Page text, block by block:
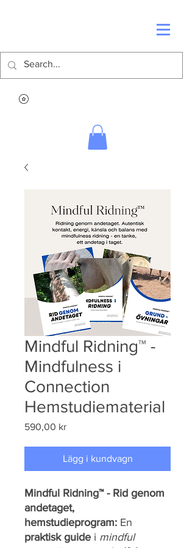
Mindful Ridning™ -
Mindfulness i
Connection
Hemstudiematerial
590,00 krPris
Lägg i kundvagn
Mindful Ridning™ - Rid genom
andetaget,
hemstudieprogram: En
praktisk guide i mindful